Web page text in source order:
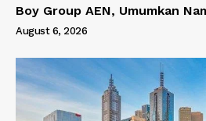
Boy Group AEN, Umumkan
August 6, 2026